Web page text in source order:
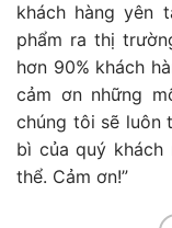
khách hàng yên
phẩm ra thị
hơn 90% khách
cảm ơn những
chúng tôi sẽ luôn
bì của quý
thể. Cảm ơn!”